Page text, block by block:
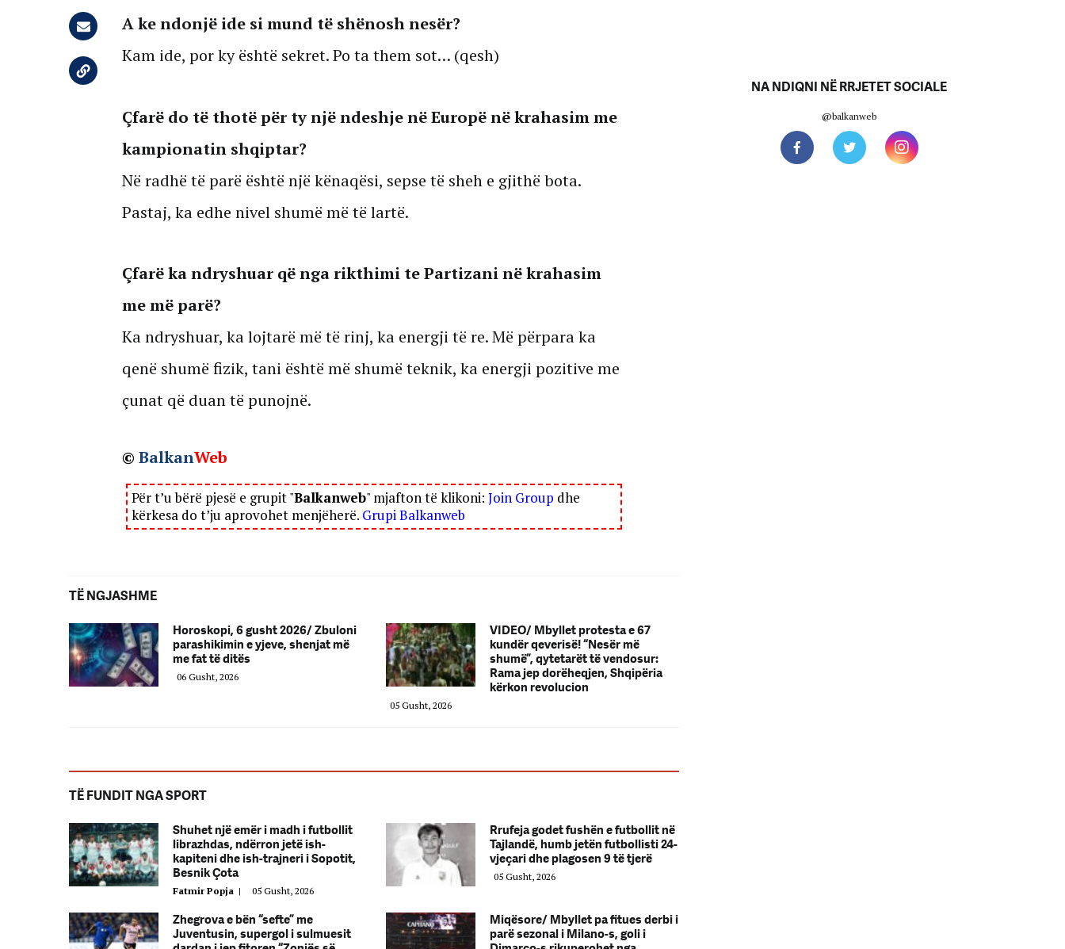
A ke ndonjë ide si mund të shënosh nesër?
Kam ide, por ky është sekret. Po ta them sot… (qesh)
Çfarë do të thotë për ty një ndeshje në Europë në krahasim me
kampionatin shqiptar?
Në radhë të parë është një kënaqësi, sepse të sheh e gjithë bota.
Pastaj, ka edhe nivel shumë më të lartë.
Çfarë ka ndryshuar që nga rikthimi te Partizani në krahasim
me më parë?
Ka ndryshuar, ka lojtarë më të rinj, ka energji të re. Më përpara ka
qenë shumë fizik, tani është më shumë teknik, ka energji pozitive me
çunat që duan të punojnë.
© BalkanWeb
Për t’u bërë pjesë e grupit "Balkanweb" mjafton të klikoni: Join Group dhe
kërkesa do t’ju aprovohet menjëherë. Grupi Balkanweb
TË NGJASHME
Horoskopi, 6 gusht 2026/ Zbuloni
parashikimin e yjeve, shenjat më
me fat të ditës
06 Gusht, 2026
VIDEO/ Mbyllet protesta e 67
kundër qeverisë! “Nesër më
shumë”, qytetarët të vendosur:
Rama jep dorëheqjen, Shqipëria
kërkon revolucion
05 Gusht, 2026
TË FUNDIT NGA SPORT
Shuhet një emër i madh i futbollit
librazhdas, ndërron jetë ish-
kapiteni dhe ish-trajneri i Sopotit,
Besnik Çota
Fatmir Popja | 05 Gusht, 2026
Rrufeja godet fushën e futbollit në
Tajlandë, humb jetën futbollisti 24-
vjeçari dhe plagosen 9 të tjerë
05 Gusht, 2026
Zhegrova e bën “sefte” me
Juventusin, supergol i sulmuesit
Miqësore/ Mbyllet pa fitues derbi i
parë sezonal i Milano-s, goli i
NA NDIQNI NË RRJETET SOCIALE
@balkanweb